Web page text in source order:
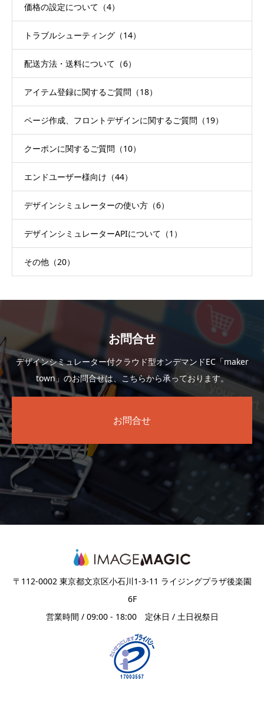
価格の設定について（4）
トラブルシューティング（14）
配送方法・送料について（6）
アイテム登録に関するご質問（18）
ページ作成、フロントデザインに関するご質問（19）
クーポンに関するご質問（10）
エンドユーザー様向け（44）
デザインシミュレーターの使い方（6）
デザインシミュレーターAPIについて（1）
その他（20）
お問合せ
デザインシミュレーター付クラウド型オンデマンドEC「maker
town」のお問合せは、こちらから承っております。
お問合せ
〒112-0002 東京都文京区小石川1-3-11 ライジングプラザ後楽園
6F
営業時間 / 09:00 - 18:00 定休日 / 土日祝祭日